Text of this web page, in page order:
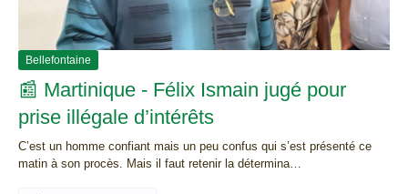
Bellefontaine
📰 Martinique - Félix Ismain jugé pour
prise illégale d’intérêts
C’est un homme confiant mais un peu confus qui s’est présenté ce
matin à son procès. Mais il faut retenir la détermina…